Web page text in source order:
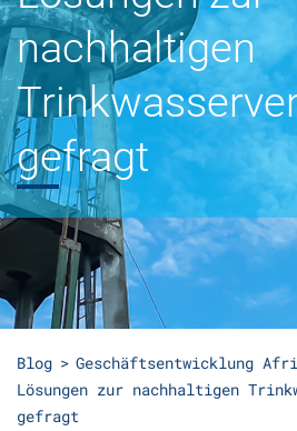
nachhaltigen
gefragt
Blog
Geschäftsentwicklung
Lösungen zur nachhaltigen
gefragt